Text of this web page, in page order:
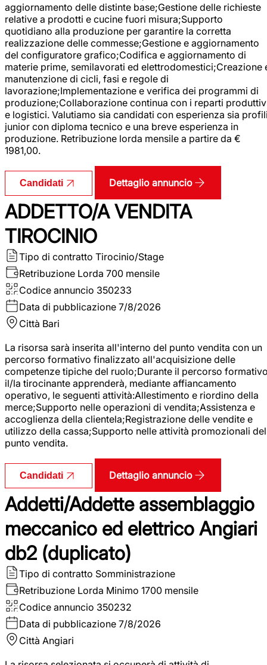
aggiornamento delle distinte base;Gestione delle richieste
relative a prodotti e cucine fuori misura;Supporto
quotidiano alla produzione per garantire la corretta
realizzazione delle commesse;Gestione e aggiornamento
del configuratore grafico;Codifica e aggiornamento di
materie prime, semilavorati ed elettrodomestici;Creazione
manutenzione di cicli, fasi e regole di
lavorazione;Implementazione e verifica dei programmi di
produzione;Collaborazione continua con i reparti
e logistici. Valutiamo sia candidati con esperienza sia
junior con diploma tecnico e una breve esperienza in
produzione. Retribuzione lorda mensile a partire da €
1981,00.
Candidati Dettaglio annuncio
ADDETTO/A VENDITA
TIROCINIO
Tipo di contratto Tirocinio/Stage
Retribuzione Lorda 700 mensile
Codice annuncio 350233
Data di pubblicazione 7/8/2026
Città Bari
La risorsa sarà inserita all'interno del punto vendita con un
percorso formativo finalizzato all'acquisizione delle
competenze tipiche del ruolo;Durante il percorso
il/la tirocinante apprenderà, mediante affiancamento
operativo, le seguenti attività:Allestimento e riordino della
merce;Supporto nelle operazioni di vendita;Assistenza e
accoglienza della clientela;Registrazione delle vendite e
utilizzo della cassa;Supporto nelle attività promozionali del
punto vendita.
Candidati Dettaglio annuncio
Addetti/Addette assemblaggio
meccanico ed elettrico Angiari
db2 (duplicato)
Tipo di contratto Somministrazione
Retribuzione Lorda Minimo 1700 mensile
Codice annuncio 350232
Data di pubblicazione 7/8/2026
Città Angiari